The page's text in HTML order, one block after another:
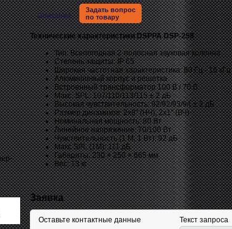
Описание
Задать вопрос
по товару
Технические характеристики DSPPA DSP-258:
Тип: Всепогодная 2-полосная звуковая колонна
Степень защиты: IP 65
Широкая частотная характеристика: 80 Гц - 16 кГц
Алюминиевый корпус и решетка
Встроенный трансформатор 100 В / 70 В
Макс. SPL: 107/110/113/115 ± 2 дБ
Высокая чувствительность: 92/92/93/94 ± 2 дБ
Размер динамиков: 2x8" (НЧ), 2х1" (ВЧ)
Номинальная мощность: 80 Вт
Линейное напряжение: 70/100 Вт
Чувствительность (1 М, 1 Вт): 92 дБ
Макс SPL (1M): 111 дБ
Габариты: 230 × 250 × 665 мм
Вес: 13 кг
Заявка
Оставьте контактные данные Текст запроса